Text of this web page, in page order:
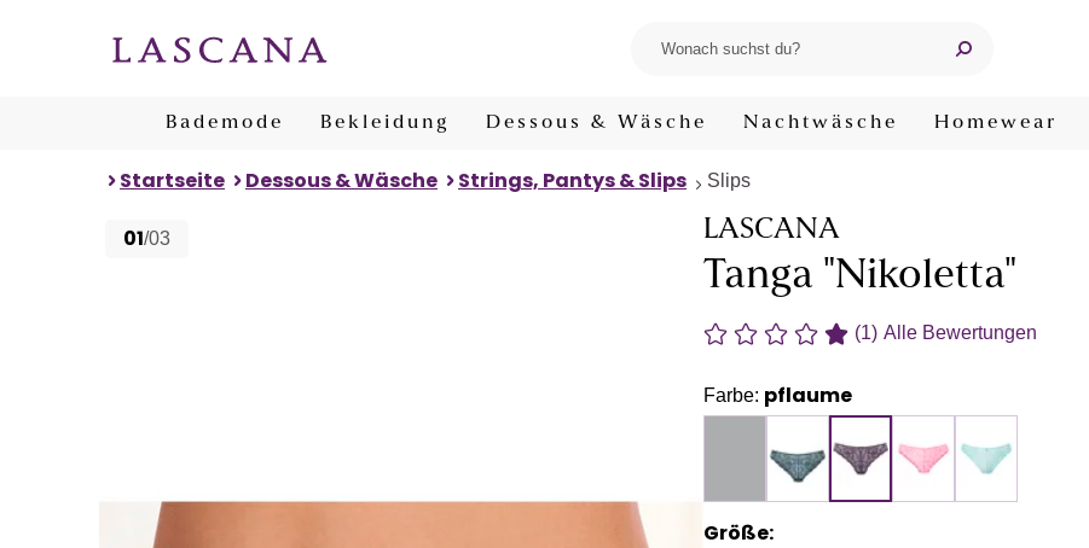
Bademode Bekleidung Dessous & Wäsche Nachtwäsche Homewear
Startseite Dessous & Wäsche Strings, Pantys & Slips Slips
01/03 LASCANA
Tanga "Nikoletta"
(1) Alle Bewertungen
Farbe: pflaume
Größe: